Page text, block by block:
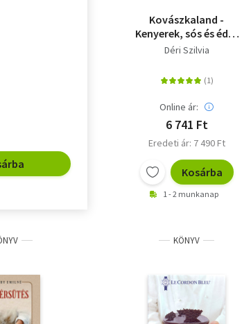
Kovászkaland -
Kenyerek, sós és édes
sütemények
Déri Szilvia
Online ár:
6 741 Ft
Eredeti ár: 7 490 Ft
Kosárba
1 - 2 munkanap
KÖNYV